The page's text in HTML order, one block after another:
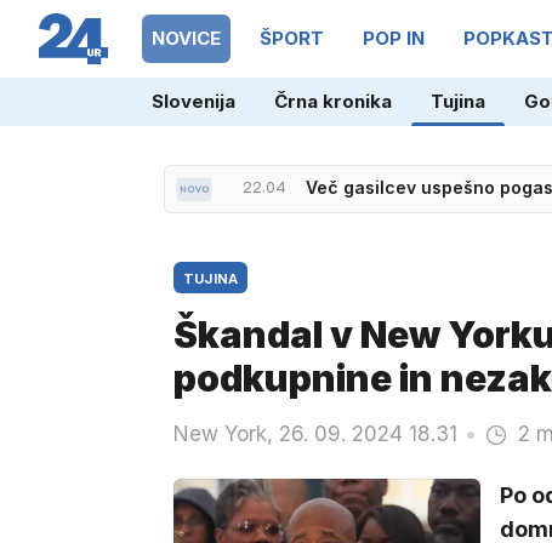
NOVICE ŠPORT POP IN POPKAST
Slovenija Črna kronika Tujina
22.04 Več gasilcev uspešno
Neporaženi Slovenci prek
TUJINA
Škandal v New
podkupnine in
New York, 26. 09. 2024 18.31 2
Po